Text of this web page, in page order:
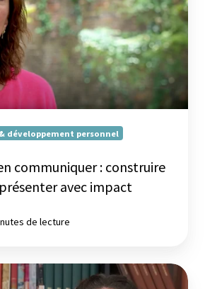
développement personnel
communiquer : construire
avec impact
de lecture